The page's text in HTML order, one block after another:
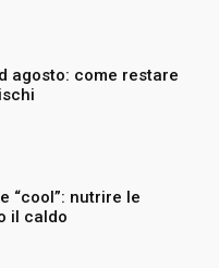
agosto: come restare
“cool”: nutrire le
il caldo